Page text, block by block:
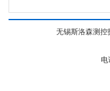
无锡斯洛森测控